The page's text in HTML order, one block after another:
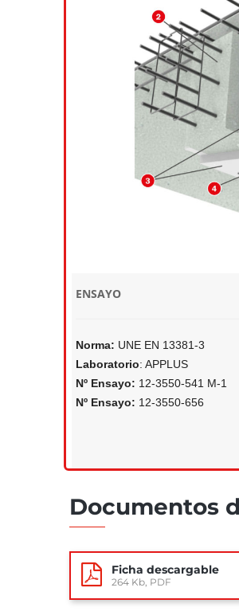
ENSAYO
Norma: UNE EN 13381-3
Laboratorio: APPLUS
Nº Ensayo: 12-3550-541 M-1
Nº Ensayo: 12-3550-656
Documentos
Ficha descargable
264 Kb, PDF